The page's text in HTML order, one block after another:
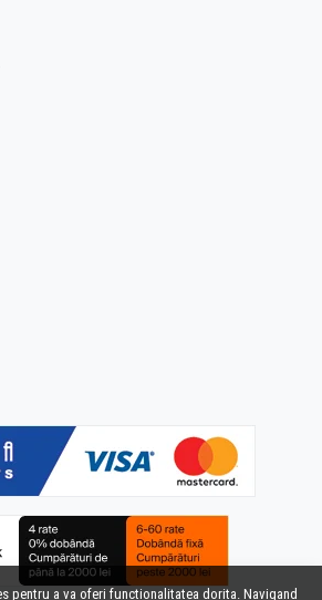
pentru a va oferi functionalitatea dorita. Navigand